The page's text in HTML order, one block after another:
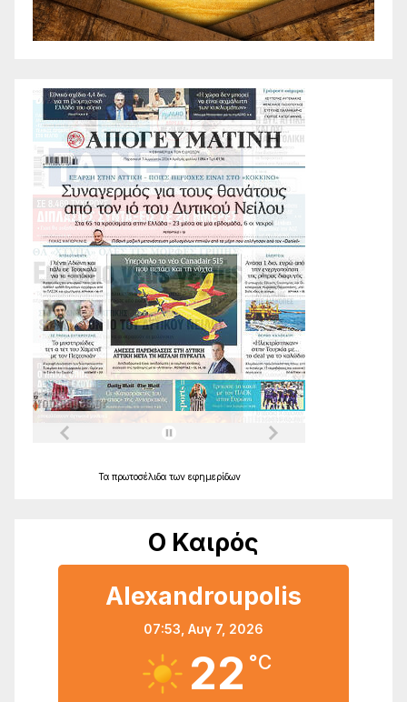
Τα πρωτοσέλιδα των εφημερίδων
Ο Καιρός
Alexandroupolis
07:53, Αυγ 7, 2026
22 °C